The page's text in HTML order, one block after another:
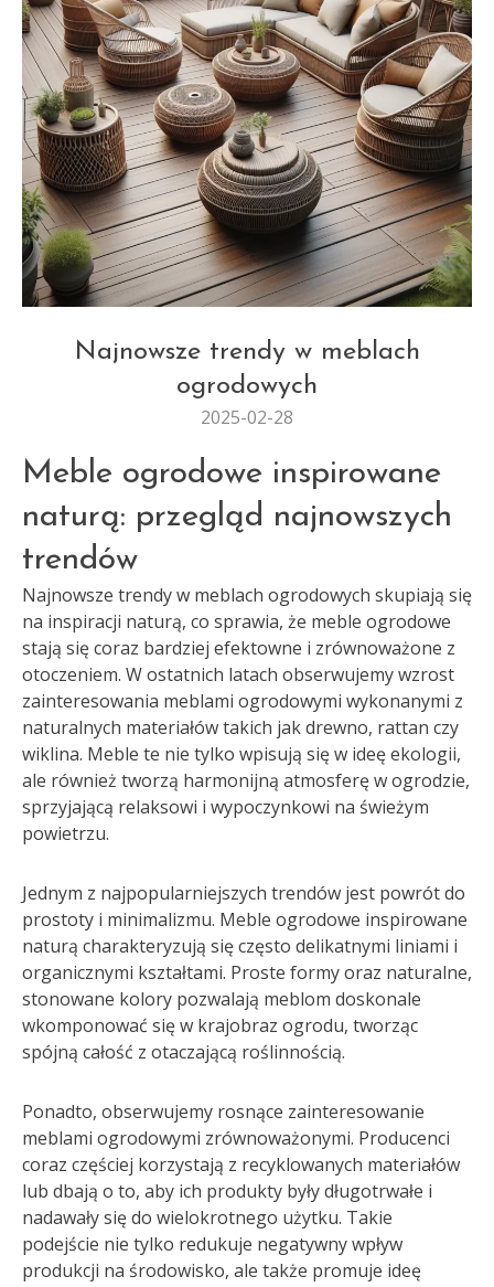
MEBLE OGRODOWE
Najnowsze trendy w meblach
ogrodowych
2025-02-28
Meble ogrodowe inspirowane
naturą: przegląd najnowszych
trendów
Najnowsze trendy w meblach ogrodowych skupiają się
na inspiracji naturą, co sprawia, że meble ogrodowe
stają się coraz bardziej efektowne i zrównoważone z
otoczeniem. W ostatnich latach obserwujemy wzrost
zainteresowania meblami ogrodowymi wykonanymi z
naturalnych materiałów takich jak drewno, rattan czy
wiklina. Meble te nie tylko wpisują się w ideę ekologii,
ale również tworzą harmonijną atmosferę w ogrodzie,
sprzyjającą relaksowi i wypoczynkowi na świeżym
powietrzu.
Jednym z najpopularniejszych trendów jest powrót do
prostoty i minimalizmu. Meble ogrodowe inspirowane
naturą charakteryzują się często delikatnymi liniami i
organicznymi kształtami. Proste formy oraz naturalne,
stonowane kolory pozwalają meblom doskonale
wkomponować się w krajobraz ogrodu, tworząc
spójną całość z otaczającą roślinnością.
Ponadto, obserwujemy rosnące zainteresowanie
meblami ogrodowymi zrównoważonymi. Producenci
coraz częściej korzystają z recyklowanych materiałów
lub dbają o to, aby ich produkty były długotrwałe i
nadawały się do wielokrotnego użytku. Takie
podejście nie tylko redukuje negatywny wpływ
produkcji na środowisko, ale także promuje ideę